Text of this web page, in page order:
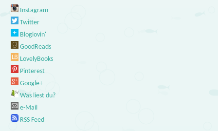
Instagram
Twitter
Bloglovin'
GoodReads
LovelyBooks
Pinterest
Google+
Was liest du?
e-Mail
RSS Feed